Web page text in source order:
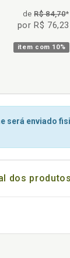
deR$ 84,70*
por R$ 76,23
item com 10%
será enviado
dos